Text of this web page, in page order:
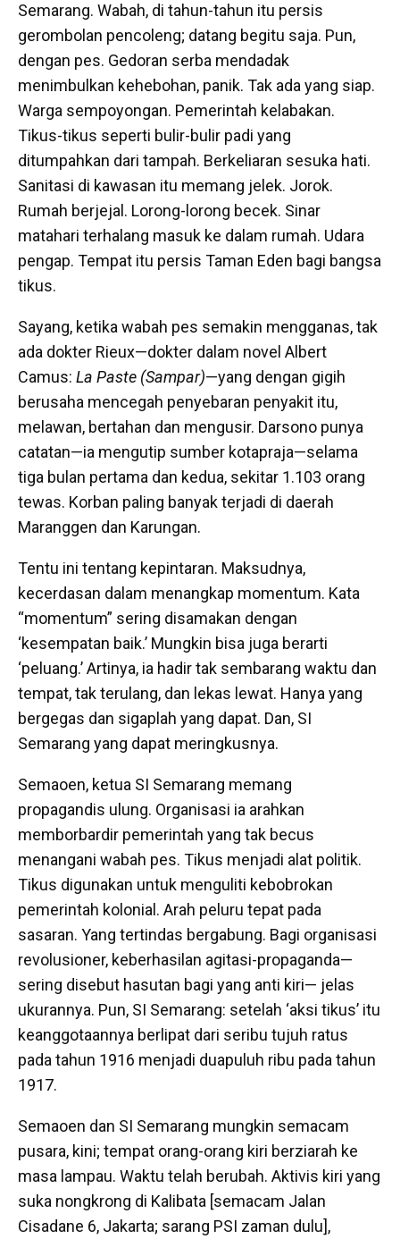
Semarang. Wabah, di tahun-tahun itu persis
gerombolan pencoleng; datang begitu saja. Pun,
dengan pes. Gedoran serba mendadak
menimbulkan kehebohan, panik. Tak ada yang siap.
Warga sempoyongan. Pemerintah kelabakan.
Tikus-tikus seperti bulir-bulir padi yang
ditumpahkan dari tampah. Berkeliaran sesuka hati.
Sanitasi di kawasan itu memang jelek. Jorok.
Rumah berjejal. Lorong-lorong becek. Sinar
matahari terhalang masuk ke dalam rumah. Udara
pengap. Tempat itu persis Taman Eden bagi bangsa
tikus.
Sayang, ketika wabah pes semakin mengganas, tak
ada dokter Rieux—dokter dalam novel Albert
Camus: La Paste (Sampar)—yang dengan gigih
berusaha mencegah penyebaran penyakit itu,
melawan, bertahan dan mengusir. Darsono punya
catatan—ia mengutip sumber kotapraja—selama
tiga bulan pertama dan kedua, sekitar 1.103 orang
tewas. Korban paling banyak terjadi di daerah
Maranggen dan Karungan.
Tentu ini tentang kepintaran. Maksudnya,
kecerdasan dalam menangkap momentum. Kata
“momentum” sering disamakan dengan
‘kesempatan baik.’ Mungkin bisa juga berarti
‘peluang.’ Artinya, ia hadir tak sembarang waktu dan
tempat, tak terulang, dan lekas lewat. Hanya yang
bergegas dan sigaplah yang dapat. Dan, SI
Semarang yang dapat meringkusnya.
Semaoen, ketua SI Semarang memang
propagandis ulung. Organisasi ia arahkan
memborbardir pemerintah yang tak becus
menangani wabah pes. Tikus menjadi alat politik.
Tikus digunakan untuk menguliti kebobrokan
pemerintah kolonial. Arah peluru tepat pada
sasaran. Yang tertindas bergabung. Bagi organisasi
revolusioner, keberhasilan agitasi-propaganda—
sering disebut hasutan bagi yang anti kiri— jelas
ukurannya. Pun, SI Semarang: setelah ‘aksi tikus’ itu
keanggotaannya berlipat dari seribu tujuh ratus
pada tahun 1916 menjadi duapuluh ribu pada tahun
1917.
Semaoen dan SI Semarang mungkin semacam
pusara, kini; tempat orang-orang kiri berziarah ke
masa lampau. Waktu telah berubah. Aktivis kiri yang
suka nongkrong di Kalibata [semacam Jalan
Cisadane 6, Jakarta; sarang PSI zaman dulu],